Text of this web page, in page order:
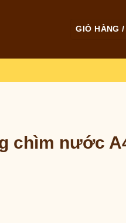
GIỎ HÀNG
chìm nước